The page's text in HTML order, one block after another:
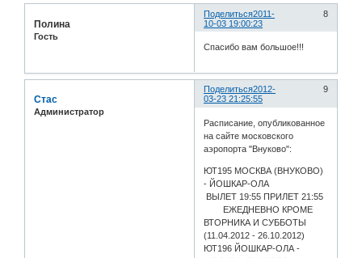
Поделиться 8
2011-
10-03 19:00:23
Полина
Гость
Спасибо вам большое!!!
Поделиться 9
2012-
03-23 21:25:55
Стас
Администратор
Расписание, опубликованное
на сайте московского
аэропорта "Внуково":
ЮТ195 МОСКВА (ВНУКОВО)
- ЙОШКАР-ОЛА
ВЫЛЕТ 19:55 ПРИЛЕТ 21:55
ЕЖЕДНЕВНО КРОМЕ
ВТОРНИКА И СУББОТЫ
(11.04.2012 - 26.10.2012)
ЮТ196 ЙОШКАР-ОЛА -